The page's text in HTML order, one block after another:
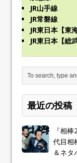
JR山手線
JR常磐線
JR東日本【東
JR東日本【総
最近の投稿
『相
代目相
＆ネタ